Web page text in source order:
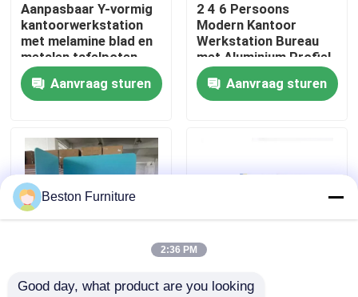
Kwaliteitscontrole
Neem contact met ons op
Nieuws
Gevallen
Bureau Werkstation Bureaus
Aanpasbaar Y-vormig
kantoorwerkstation
met melamine blad en
metalen tafelpoten
Aanvraag sturen
2 4 6 Persoons
Modern Kantoor
Werkstation Bureau
met Aluminium Profiel
Stof Materiaal en
30mm Dik Paneel
Aanvraag sturen
Aanpasbare grootte Modulair werkstation
Beston Furniture
2:36 PM
Good day, what product are you looking